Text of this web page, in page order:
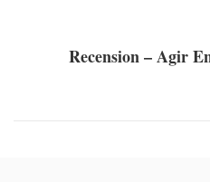
Recension – Agir